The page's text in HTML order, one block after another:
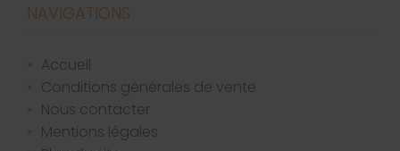
NAVIGATIONS
accueil
conditions générales de vente
nous contacter
mentions légales